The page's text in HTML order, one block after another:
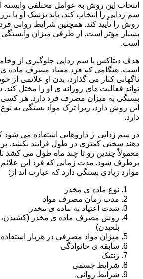
انتخاب این روش به عوامل مختلفی وابسته
سم زدایی را انتخاب کند، باید پزشک او با
روش را تأیید کند. همچنین شرایط روانی
بسیار مؤثر است. از طرفی میزان وابستگی
است.
هدف دیتاکس یا سم زدایی جلوگیری از
است. هنگامی که فرد معتاد مصرف ماده ی
ناگهانی کنار می گذارد، بدن او علائمی
تواند فعالیت های روزانه ی او را مختل
بستگی به میزان مصرف فرد دارد. هر کسی
این روش دارد، زیرا ترک مواد بستگی به
دارد.
در سم زدایی از داروهایی استفاده می شود
دهند سختی کمتری در طول فرایند بکشد.
معمولاً چندین رو تا چند ماه طول می کشد تا
برطرف شود. مدت زمانی که فرد این علائم
موارد زیادی بستگی دارد که عبارت اند از:
نوع ماده ی مخدر
مدت زمان مصرف مواد
شدت اعتیاد به ماده ی مخدر
روش مصرف ماده ی مخدر (کشیدن،
بلعیدن)
میزان مواد مصرفی در هربار استفاده
سابقه ی خانوادگی
ژنتیک
شرایط جسمی
شرایط روانی.